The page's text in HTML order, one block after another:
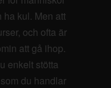
ha kul. Men att
och ofta är
att gå ihop.
enkelt stötta
du handlar